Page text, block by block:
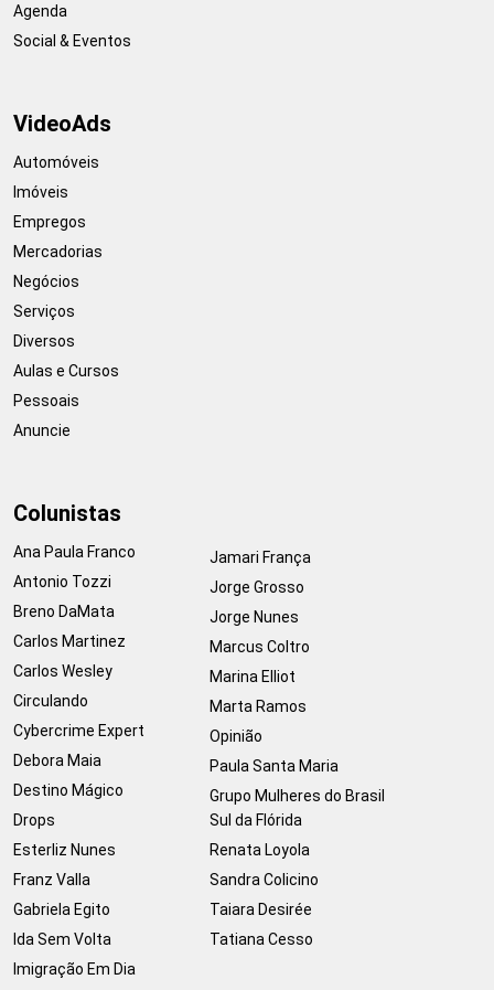
Agenda
Social & Eventos
VideoAds
Automóveis
Imóveis
Empregos
Mercadorias
Negócios
Serviços
Diversos
Aulas e Cursos
Pessoais
Anuncie
Colunistas
Ana Paula Franco
Antonio Tozzi
Breno DaMata
Carlos Martinez
Carlos Wesley
Circulando
Cybercrime Expert
Debora Maia
Destino Mágico
Drops
Esterliz Nunes
Franz Valla
Gabriela Egito
Ida Sem Volta
Imigração Em Dia
Jamari França
Jorge Grosso
Jorge Nunes
Marcus Coltro
Marina Elliot
Marta Ramos
Opinião
Paula Santa Maria
Grupo Mulheres do Brasil
Sul da Flórida
Renata Loyola
Sandra Colicino
Taiara Desirée
Tatiana Cesso